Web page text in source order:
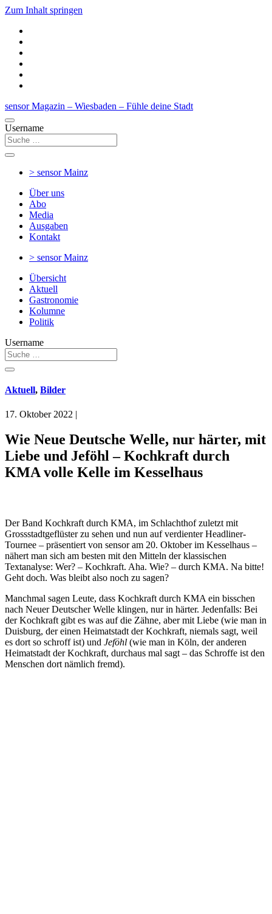
Zum Inhalt springen
sensor Magazin – Wiesbaden – Fühle deine Stadt
Username
> sensorMainz
Über uns
Abo
Media
Ausgaben
Kontakt
> sensorMainz
Übersicht
Aktuell
Gastronomie
Kolumne
Politik
Username
Aktuell, Bilder
17. Oktober 2022 |
Wie Neue Deutsche Welle, nur härter, mit
Liebe und Jeföhl – Kochkraft durch
KMA volle Kelle im Kesselhaus
Der Band Kochkraft durch KMA, im Schlachthof zuletzt mit
Grossstadtgeflüster zu sehen und nun auf verdienter Headliner-
Tournee – präsentiert von sensor am 20. Oktober im Kesselhaus –
nähert man sich am besten mit den Mitteln der klassischen
Textanalyse: Wer? – Kochkraft. Aha. Wie? – durch KMA. Na bitte!
Geht doch. Was bleibt also noch zu sagen?
Manchmal sagen Leute, dass Kochkraft durch KMA ein bisschen
nach Neuer Deutscher Welle klingen, nur in härter. Jedenfalls: Bei
der Kochkraft gibt es was auf die Zähne, aber mit Liebe (wie man in
Duisburg, der einen Heimatstadt der Kochkraft, niemals sagt, weil
es dort so schroff ist) und Jeföhl (wie man in Köln, der anderen
Heimatstadt der Kochkraft, durchaus mal sagt – das Schroffe ist den
Menschen dort nämlich fremd).